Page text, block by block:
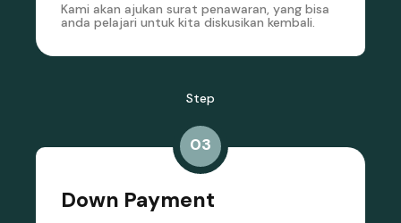
Kami akan ajukan surat penawaran, yang bisa
anda pelajari untuk kita diskusikan kembali.
Step
03
Down Payment